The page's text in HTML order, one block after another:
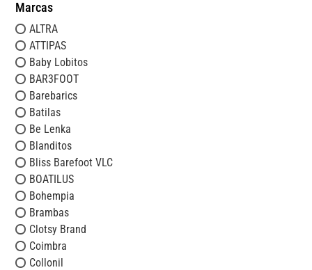
Marcas
ALTRA
ATTIPAS
Baby Lobitos
BAR3FOOT
Barebarics
Batilas
Be Lenka
Blanditos
Bliss Barefoot VLC
BOATILUS
Bohempia
Brambas
Clotsy Brand
Coimbra
Collonil